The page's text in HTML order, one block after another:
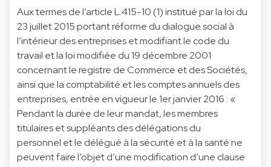
Aux termes de l’article L.415-10 (1) institué par la loi du
23 juillet 2015 portant réforme du dialogue social à
l’intérieur des entreprises et modifiant le code du
travail et la loi modifiée du 19 décembre 2001
concernant le registre de Commerce et des Sociétés,
ainsi que la comptabilité et les comptes annuels des
entreprises, entrée en vigueur le 1er janvier 2016 : «
Pendant la durée de leur mandat, les membres
titulaires et suppléants des délégations du
personnel et le délégué à la sécurité et à la santé ne
peuvent faire l’objet d’une modification d’une clause